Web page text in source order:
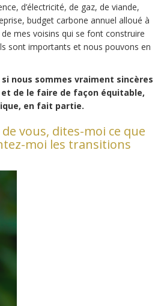
d’électricité, de gaz, de viande,
budget carbone annuel alloué à
mes voisins qui se font construire
sont importants et nous pouvons en
nous sommes vraiment sincères
de le faire de façon équitable,
en fait partie.
vous, dites-moi ce que
moi les transitions